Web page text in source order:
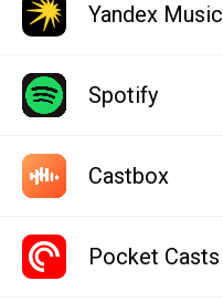
Yandex Music
Spotify
Castbox
Pocket Casts